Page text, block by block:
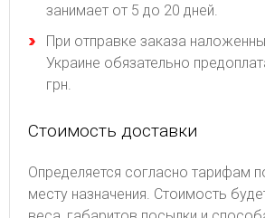
занимает от 5 до 20 дней.
При отправке заказа
Украине обязательно
грн.
Стоимость доставки
Определяется согласно тарифам
месту назначения. Стоимость